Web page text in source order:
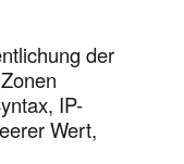
der
IP-
Wert,